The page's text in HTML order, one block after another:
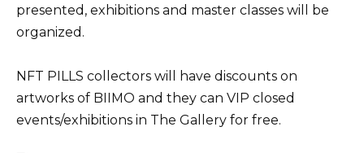
presented, exhibitions and master classes will be
organized.
NFT PILLS collectors will have discounts on
artworks of BIIMO and they can VIP closed
events/exhibitions in The Gallery for free.